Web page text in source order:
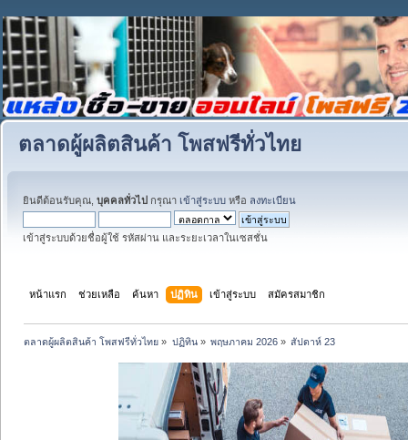
ตลาดผู้ผลิตสินค้า โพสฟรีทั่วไทย
ยินดีต้อนรับคุณ, บุคคลทั่วไป กรุณา เข้าสู่ระบบ หรือ ลงทะเบียน
เข้าสู่ระบบด้วยชื่อผู้ใช้ รหัสผ่าน และระยะเวลาในเซสชั่น
หน้าแรก ช่วยเหลือ ค้นหา ปฏิทิน เข้าสู่ระบบ สมัครสมาชิก
ตลาดผู้ผลิตสินค้า โพสฟรีทั่วไทย » ปฏิทิน» พฤษภาคม 2026» สัปดาห์ 23